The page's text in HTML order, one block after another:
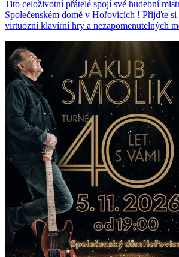
Tito celoživotní přátelé spojí své hudební
Společenském domě v Hořovicích ! Přijďte
virtuózní klavírní hry a nezapomenutelných